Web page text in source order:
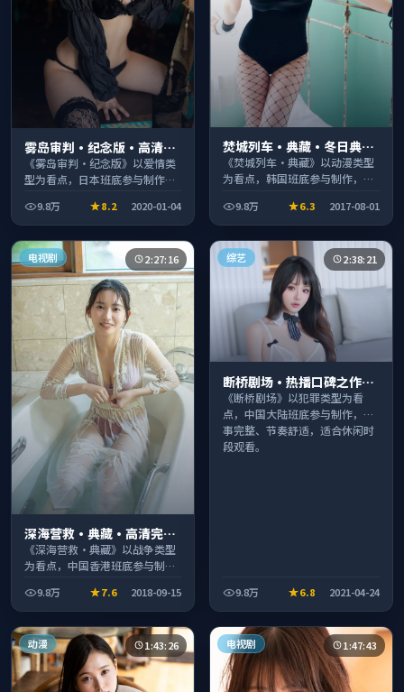
雾岛审判·纪念版·高清完
整收录适合周末一口气刷完
《雾岛审判·纪念版》以爱情类
型为看点，日本班底参与制作，
时段观看。
9.8万 8.2 2020-01-04
焚城列车·典藏·冬日典藏
系列温情叙事引人入胜
《焚城列车·典藏》以动漫类型
为看点，韩国班底参与制作，叙
段观看。
9.8万 6.3 2017-08-01
电视剧 2:27:16
深海营救·典藏·高清完整
收录适合周末一口气刷完
《深海营救·典藏》以战争类型
为看点，中国香港班底参与制
休闲时段观看。
9.8万 7.6 2018-09-15
综艺 2:38:21
断桥剧场·热播口碑之作剧
情扎实演技在线
《断桥剧场》以犯罪类型为看
点，中国大陆班底参与制作，叙
事完整、节奏舒适，适合休闲时
段观看。
9.8万 6.8 2021-04-24
动漫 1:43:26 电视剧 1:47:43